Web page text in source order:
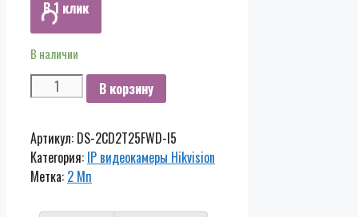
В 1 клик
В наличии
Количество
DS-
I5
В корзину
Артикул: DS-2CD2T25FWD-I5
Категория: IP видеокамеры Hikvision
Метка: 2 Мп